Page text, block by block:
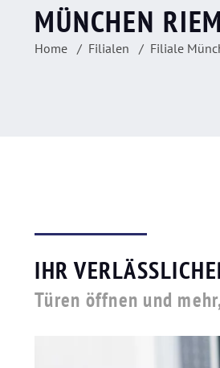
MÜNCHEN RIEM
Home Filialen Filiale
IHR
Türen öffnen und